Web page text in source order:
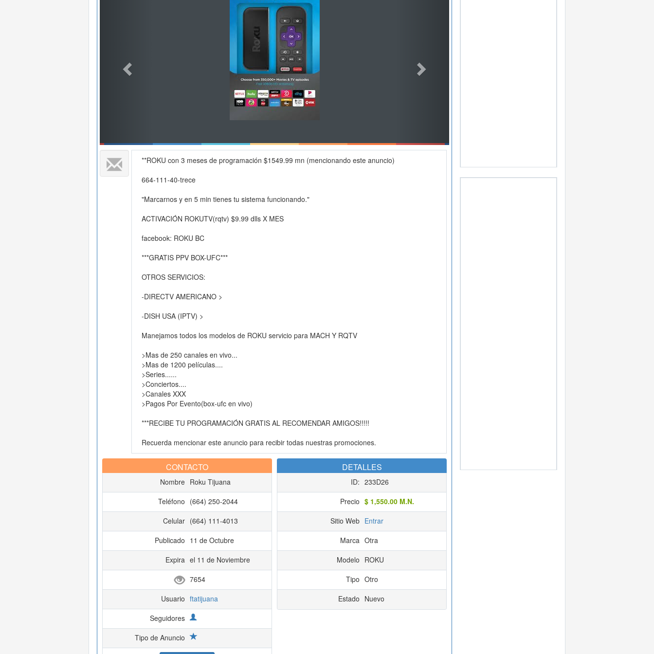
**ROKU con 3 meses de programación $1549.99 mn (mencionando este anuncio)
664-111-40-trece
"Marcarnos y en 5 min tienes tu sistema funcionando."
ACTIVACIÓN ROKUTV(rqtv) $9.99 dlls X MES
facebook: ROKU BC
***GRATIS PPV BOX-UFC***
OTROS SERVICIOS:
-DIRECTV AMERICANO >
-DISH USA (IPTV) >
Manejamos todos los modelos de ROKU servicio para MACH Y RQTV
>Mas de 250 canales en vivo...
>Mas de 1200 películas....
>Series......
>Conciertos....
>Canales XXX
>Pagos Por Evento(box-ufc en vivo)
***RECIBE TU PROGRAMACIÓN GRATIS AL RECOMENDAR AMIGOS!!!!!
Recuerda mencionar este anuncio para recibir todas nuestras promociones.
CONTACTO
Nombre Roku Tijuana
Teléfono (664) 250-2044
Celular (664) 111-4013
Publicado 11 de Octubre
Expira el 11 de Noviembre
7654
Usuario ftatijuana
Seguidores
Tipo de Anuncio
DETALLES
ID: 233D26
Precio $ 1,550.00 M.N.
Sitio Web Entrar
Marca Otra
Modelo ROKU
Tipo Otro
Estado Nuevo